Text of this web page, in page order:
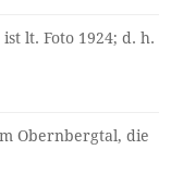
lt. Foto 1924; d. h.
Obernbergtal, die